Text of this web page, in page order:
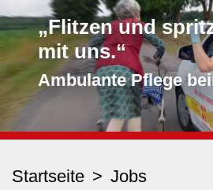
„Flitzen und
mit uns.“
Ambulante Pflege
Startseite Jobs